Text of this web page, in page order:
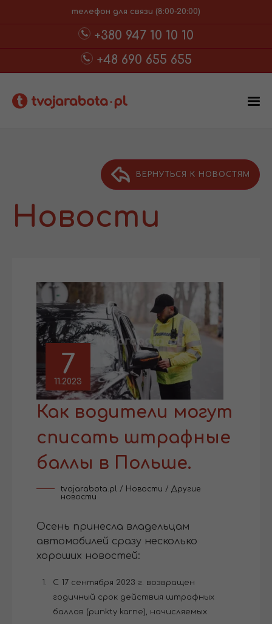
телефон для связи (8:00-20:00)
+380 947 10 10 10
+48 690 655 655
ВЕРНУТЬСЯ К НОВОСТЯМ
Новости
7
11.2023
Как водители могут
списать штрафные
баллы в Польше.
tvojarabota.pl / Новости / Другие
новости
Осень принесла владельцам
автомобилей сразу несколько
хороших новостей:
С 17 сентября 2023 г. возвращен
годичный срок действия штрафных
баллов (punkty karne), начисляемых